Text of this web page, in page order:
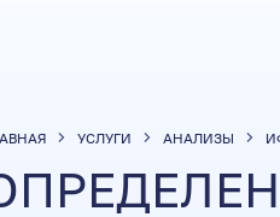
УСЛУГИ АНАЛИЗЫ